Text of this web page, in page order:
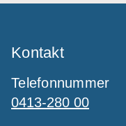
Kontakt
Telefonnummer
0413-280 00